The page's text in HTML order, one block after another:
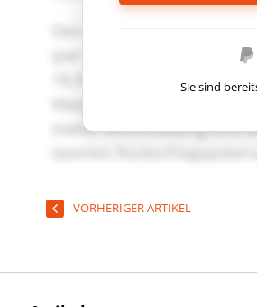
Sie sind
VORHERIGER ARTIKEL